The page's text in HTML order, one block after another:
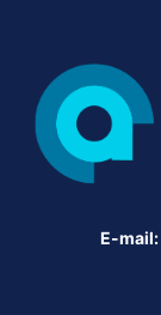
E-mail: